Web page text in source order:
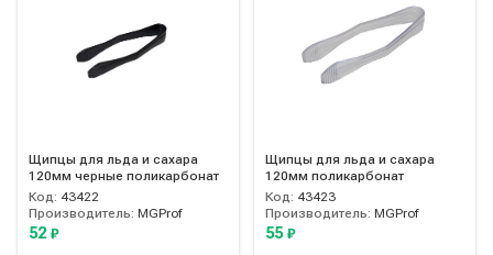
Щипцы для льда и сахара
120мм черные поликарбонат
Код: 43422
Производитель: MGProf
52 ₽
Щипцы для льда и сахара
120мм поликарбонат
Код: 43423
Производитель: MGProf
55 ₽